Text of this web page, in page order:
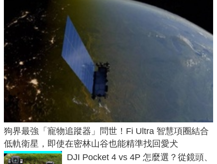
狗界最強「寵物追蹤器」問世！Fi Ultra 智慧項圈結合
低軌衛星，即使在密林山谷也能精準找回愛犬
DJI Pocket 4 vs 4P 怎麼選？從鏡頭、